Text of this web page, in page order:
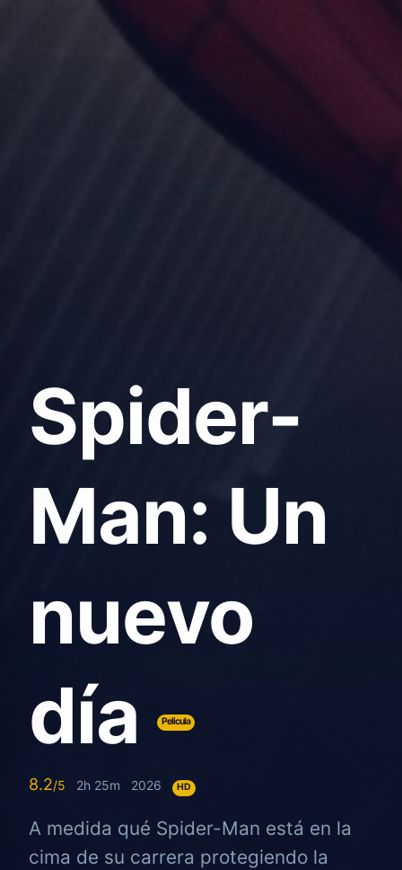
Spider-
Man: Un
nuevo
día
Pelicula
8.2 2h 25m 2026 HD
A medida qué Spider-Man está en la
cima de su carrera protegiendo la